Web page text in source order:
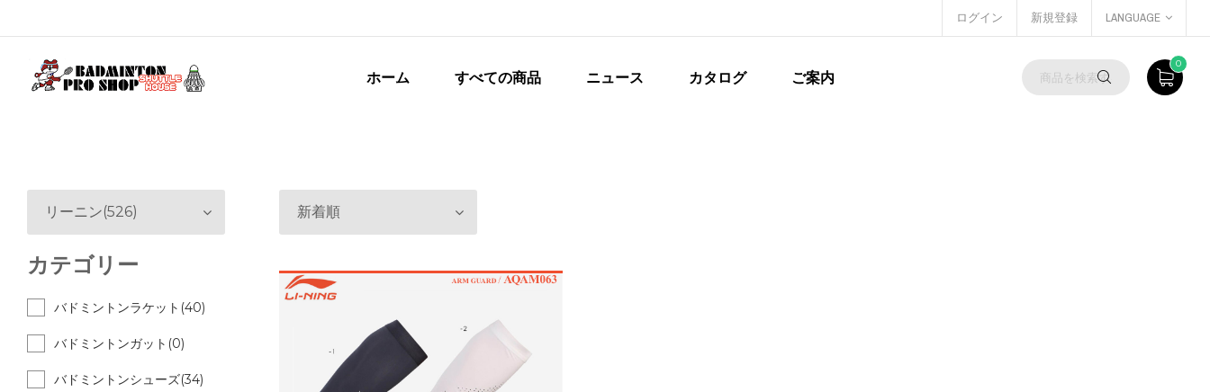
ログイン 新規登録 LANGUAGE
ホーム すべての商品 ニュース カタログ ご案内
0
新着順
リーニン(526)
カテゴリー
バドミントンラケット(40)
バドミントンガット(0)
バドミントンシューズ(34)